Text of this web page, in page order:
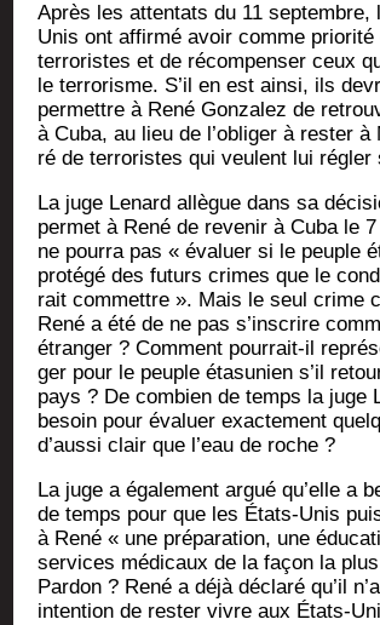
Après les atten­tats du 11 sep­tembre,
Unis ont affir­mé avoir comme prio­ri­té
ter­ro­ristes et de récom­pen­ser ceux
le ter­ro­risme. S’il en est ain­si, ils
per­mettre à René Gon­za­lez de
à Cuba, au lieu de l’obliger à res­ter
ré de ter­ro­ristes qui veulent lui régler
La juge Lenard allègue dans sa
per­met à René de reve­nir à Cuba le
ne pour­ra pas « éva­luer si le peuple
pro­té­gé des futurs crimes que le
rait com­mettre ». Mais le seul crime
René a été de ne pas s’inscrire
étran­ger ? Com­ment pour­rait-il
ger pour le peuple éta­su­nien s’il
pays ? De com­bien de temps la juge
besoin pour éva­luer exac­te­ment
d’aussi clair que l’eau de roche ?
La juge a éga­le­ment argué qu’elle a
de temps pour que les États-Unis
à René « une pré­pa­ra­tion, une
ser­vices médi­caux de la façon la
Par­don ? René a déjà décla­ré qu’il
inten­tion de res­ter vivre aux États-